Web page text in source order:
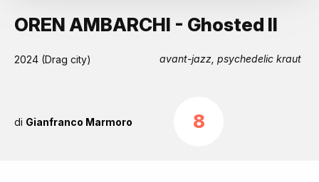
OREN AMBARCHI - Ghosted II
2024 (Drag city) avant-jazz, psychedelic kraut
di Gianfranco Marmoro 8